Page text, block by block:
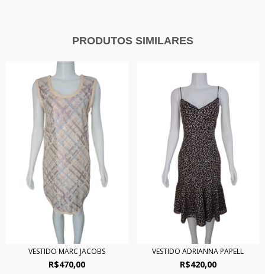
PRODUTOS SIMILARES
VESTIDO MARC JACOBS
R$470,00
VESTIDO ADRIANNA PAPELL
R$420,00